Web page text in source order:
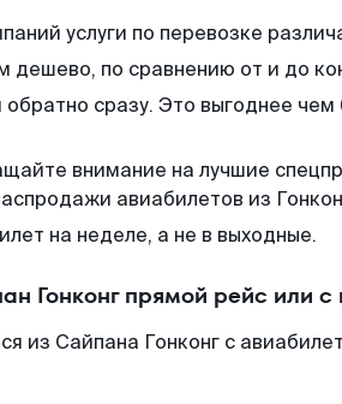
услуги по перевозке
дешево, по сравнению от и до
сразу. Это выгоднее
внимание на лучшие
авиабилетов из
на неделе, а не в выходные.
Гонконг прямой рейс или
из Сайпана Гонконг с